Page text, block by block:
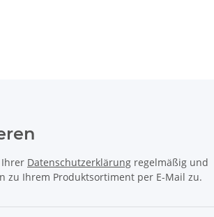
Datenschutzerklärung regelmäßig und
Ihrem Produktsortiment per E-Mail zu.